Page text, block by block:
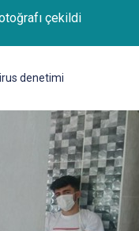
Tunç'un oğlu SAMET
denetimi